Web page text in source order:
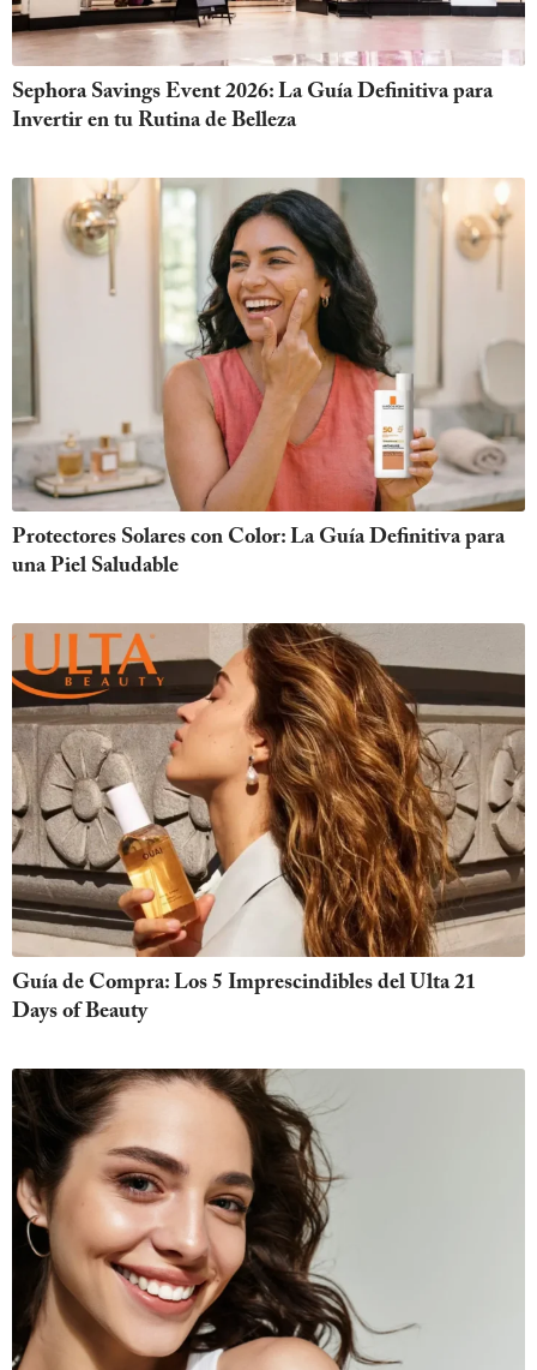
Sephora Savings Event 2026: La Guía Definitiva para
Invertir en tu Rutina de Belleza
Protectores Solares con Color: La Guía Definitiva para
una Piel Saludable
Guía de Compra: Los 5 Imprescindibles del Ulta 21
Days of Beauty